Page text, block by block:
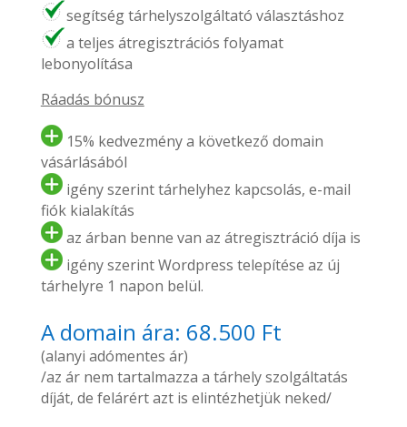
segítség tárhelyszolgáltató választáshoz
a teljes átregisztrációs folyamat
lebonyolítása
Ráadás bónusz
15% kedvezmény a következő domain
vásárlásából
igény szerint tárhelyhez kapcsolás, e-mail
fiók kialakítás
az árban benne van az átregisztráció díja is
igény szerint Wordpress telepítése az új
tárhelyre 1 napon belül.
A domain ára: 68.500 Ft
(alanyi adómentes ár)
/az ár nem tartalmazza a tárhely szolgáltatás
díját, de felárért azt is elintézhetjük neked/